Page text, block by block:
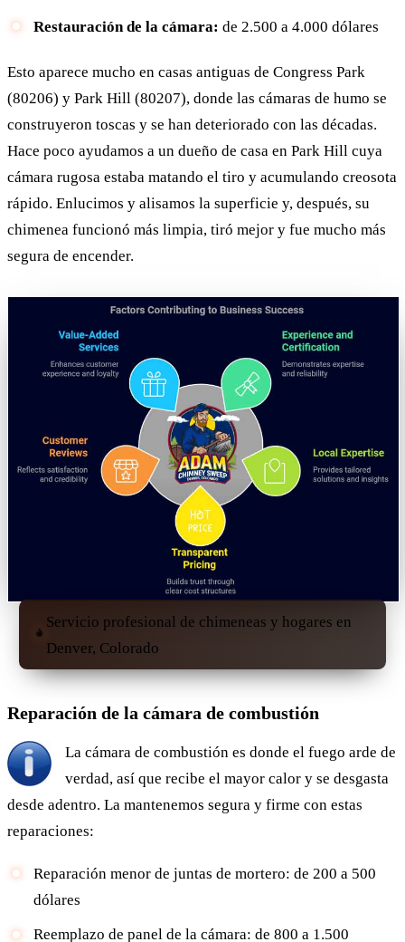
Restauración de la cámara: de 2.500 a 4.000 dólares
Esto aparece mucho en casas antiguas de Congress Park
(80206) y Park Hill (80207), donde las cámaras de humo se
construyeron toscas y se han deteriorado con las décadas.
Hace poco ayudamos a un dueño de casa en Park Hill cuya
cámara rugosa estaba matando el tiro y acumulando creosota
rápido. Enlucimos y alisamos la superficie y, después, su
chimenea funcionó más limpia, tiró mejor y fue mucho más
segura de encender.
Servicio profesional de chimeneas y hogares en
Denver, Colorado
Reparación de la cámara de combustión
La cámara de combustión es donde el fuego arde de
verdad, así que recibe el mayor calor y se desgasta
desde adentro. La mantenemos segura y firme con estas
reparaciones:
Reparación menor de juntas de mortero: de 200 a 500
dólares
Reemplazo de panel de la cámara: de 800 a 1.500